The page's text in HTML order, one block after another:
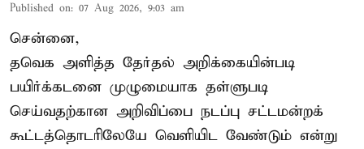
Published on: 07 Aug 2026, 9:03 am
சென்னை,
தவெக அளித்த தேர்தல் அறிக்கையின்படி
பயிர்க்கடனை முழுமையாக தள்ளுபடி
செய்வதற்கான அறிவிப்பை நடப்பு சட்டமன்றக்
கூட்டத்தொடரிலேயே வெளியிட வேண்டும் என்று